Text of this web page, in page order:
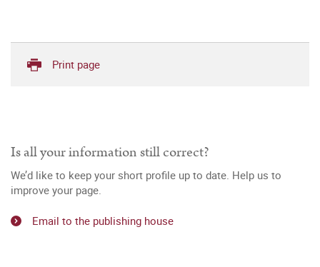
Print page
Is all your information still correct?
We’d like to keep your short profile up to date. Help us to
improve your page.
Email to the publishing house